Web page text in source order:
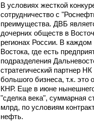
В условиях жесткой
сотрудничество с
преимущества. ДВБ
дочерних обществ в
регионах России. В
Востока, где есть
подразделения
стратегический партнер
большого бизнеса, т.к. это
КНР. Еще в июне
"сделка века", суммарная
млрд, по условиям
нефть.